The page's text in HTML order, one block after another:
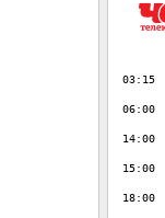
03:15
06:00
14:00
15:00
18:00